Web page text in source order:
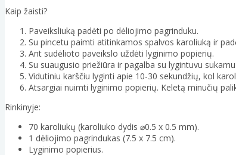
Kaip žaisti?
Paveiksliuką padėti po dėliojimo pagrinduku.
Su pincetu paimti atitinkamos spalvos karoliuką ir
Ant sudėlioto paveikslo uždėti lyginimo popierių.
Su suaugusio priežiūra ir pagalba su lygintuvu
Vidutiniu karščiu lyginti apie 10-30 sekundžių, kol
Atsargiai nuimti lyginimo popierių. Keletą minučių
Rinkinyje:
70 karoliukų (karoliuko dydis ⌀0.5 x 0.5 mm).
1 dėliojimo pagrindukas (7.5 x 7.5 cm).
Lyginimo popierius.